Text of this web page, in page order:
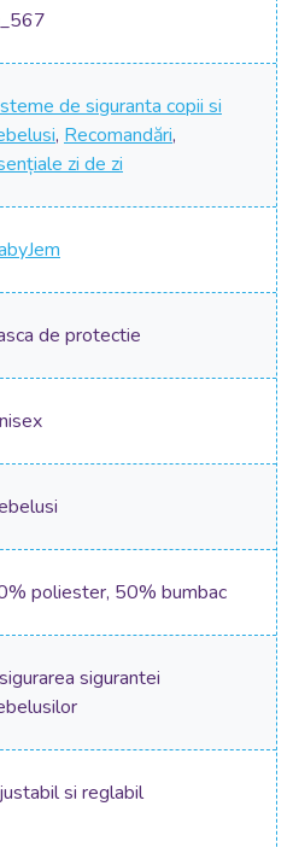
de siguranta copii si
, Recomandări,
zi de zi
de protectie
poliester, 50% bumbac
sigurantei
si reglabil